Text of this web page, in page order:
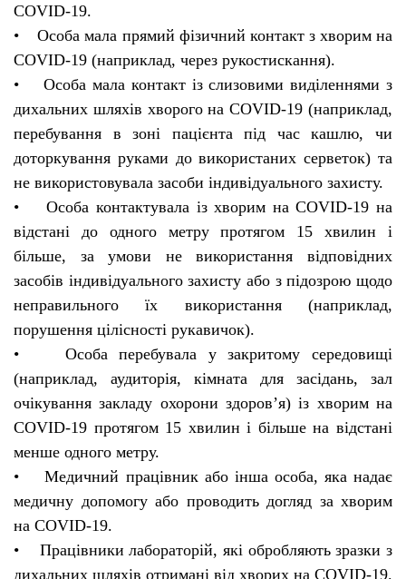
COVID-19.
• Особа мала прямий фізичний контакт з хворим на
COVID-19 (наприклад, через рукостискання).
• Особа мала контакт із слизовими виділеннями з
дихальних шляхів хворого на COVID-19 (наприклад,
перебування в зоні пацієнта під час кашлю, чи
доторкування руками до використаних серветок) та
не використовувала засоби індивідуального захисту.
• Особа контактувала із хворим на COVID-19 на
відстані до одного метру протягом 15 хвилин і
більше, за умови не використання відповідних
засобів індивідуального захисту або з підозрою щодо
неправильного їх використання (наприклад,
порушення цілісності рукавичок).
• Особа перебувала у закритому середовищі
(наприклад, аудиторія, кімната для засідань, зал
очікування закладу охорони здоров’я) із хворим на
COVID-19 протягом 15 хвилин і більше на відстані
менше одного метру.
• Медичний працівник або інша особа, яка надає
медичну допомогу або проводить догляд за хворим
на COVID-19.
• Працівники лабораторій, які обробляють зразки з
дихальних шляхів отримані від хворих на COVID-19.